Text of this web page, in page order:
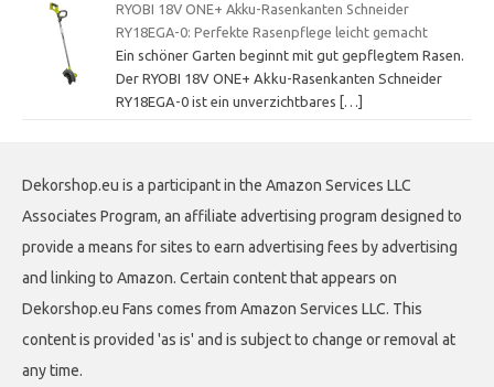
RYOBI 18V ONE+ Akku-Rasenkanten Schneider
RY18EGA-0: Perfekte Rasenpflege leicht gemacht
Ein schöner Garten beginnt mit gut gepflegtem Rasen.
Der RYOBI 18V ONE+ Akku-Rasenkanten Schneider
RY18EGA-0 ist ein unverzichtbares
[…]
Dekorshop.eu is a participant in the Amazon Services LLC
Associates Program, an affiliate advertising program designed to
provide a means for sites to earn advertising fees by advertising
and linking to Amazon. Certain content that appears on
Dekorshop.eu Fans comes from Amazon Services LLC. This
content is provided 'as is' and is subject to change or removal at
any time.